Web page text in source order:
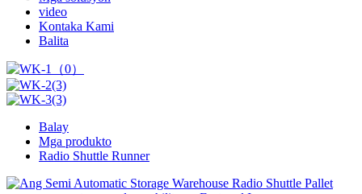
video
Kontaka Kami
Balita
Balay
Mga produkto
Radio Shuttle Runner